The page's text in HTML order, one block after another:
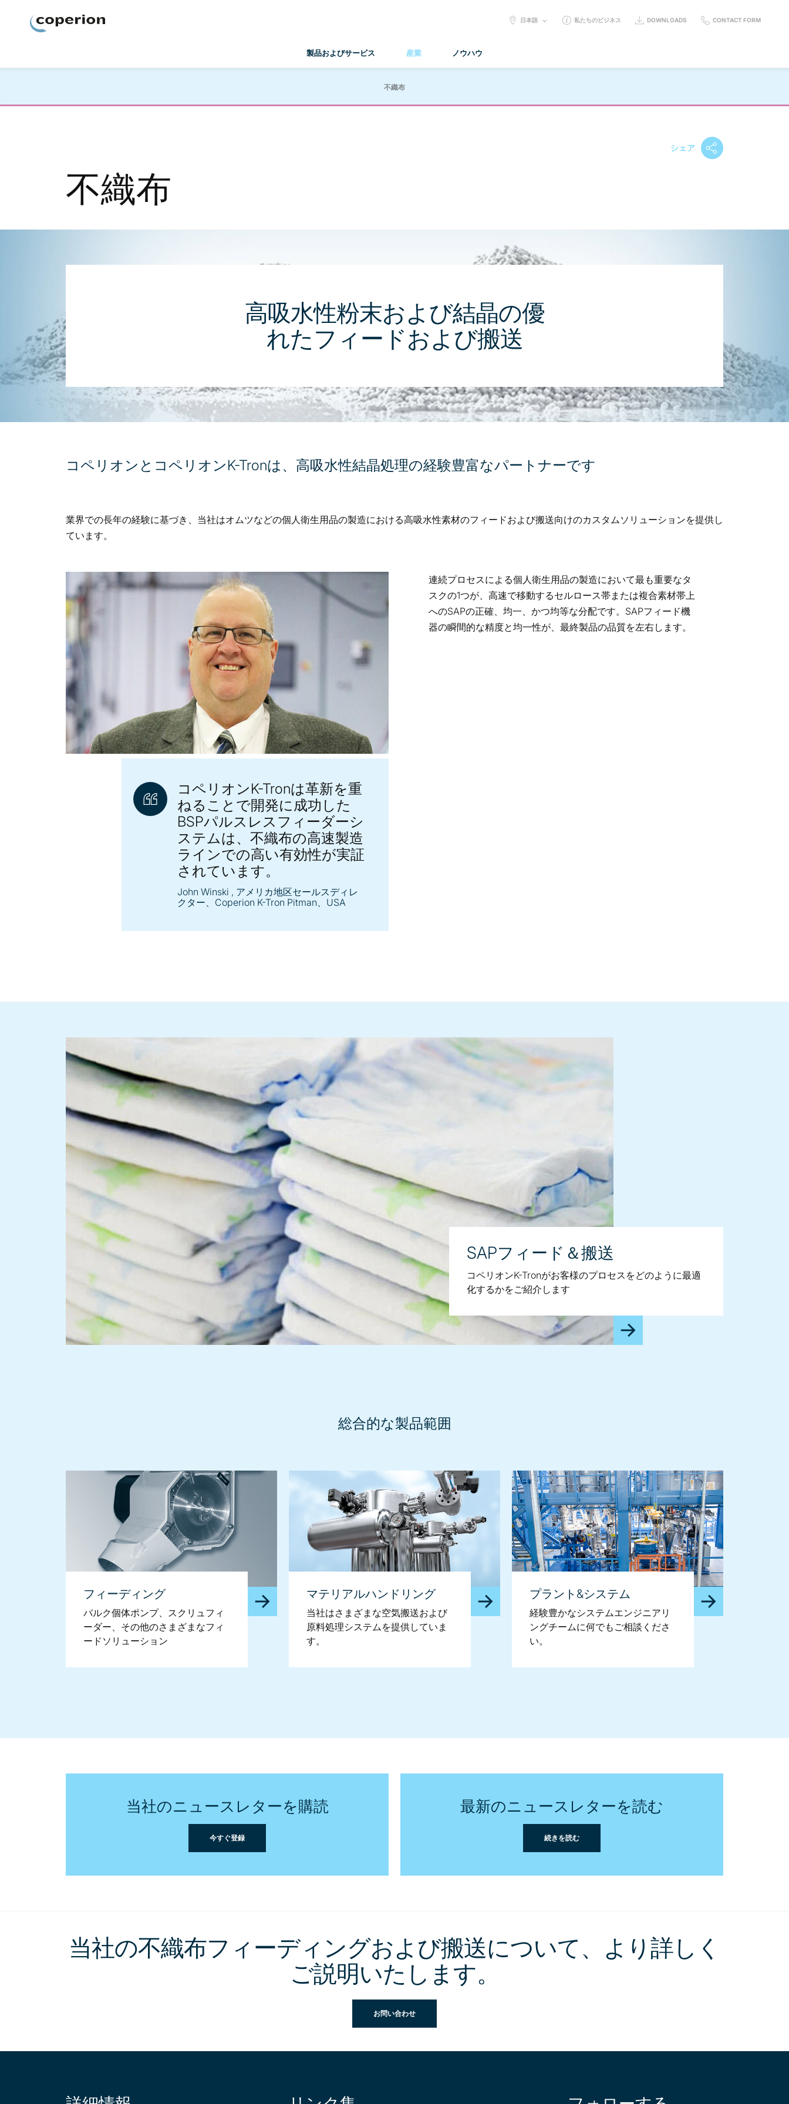
製品およびサービス 産業 ノウハウ
SELECT
日本語 私たちのビジネス DOWNLOADS CONTACT FORM
不織布
シェア
不織布
高吸水性粉末および結晶の優
れたフィードおよび搬送
コペリオンとコペリオンK-Tronは、高吸水性結晶処理の経験豊富なパートナーです
業界での長年の経験に基づき、当社はオムツなどの個人衛生用品の製造における高吸水性素材のフィードおよび搬送向けのカスタムソリューションを提供し
ています。
コペリオンK-Tronは革新を重
ねることで開発に成功した
BSPパルスレスフィーダーシ
ステムは、不織布の高速製造
ラインでの高い有効性が実証
されています。
John Winski , アメリカ地区セールスディレ
クター、Coperion K-Tron Pitman、USA
連続プロセスによる個人衛生用品の製造において最も重要なタ
スクの1つが、高速で移動するセルロース帯または複合素材帯上
へのSAPの正確、均一、かつ均等な分配です。SAPフィード機
器の瞬間的な精度と均一性が、最終製品の品質を左右します。
SAPフィード＆搬送
コペリオンK-Tronがお客様のプロセスをどのように最適
化するかをご紹介します
総合的な製品範囲
フィーディング
バルク個体ポンプ、スクリュフィ
ーダー、その他のさまざまなフィ
ードソリューション
マテリアルハンドリング
当社はさまざまな空気搬送および
原料処理システムを提供していま
す。
プラント&システム
経験豊かなシステムエンジニアリ
ングチームに何でもご相談くださ
い。
当社のニュースレターを購読
今すぐ登録
最新のニュースレターを読む
続きを読む
当社の不織布フィーディングおよび搬送について、より詳しく
ご説明いたします。
お問い合わせ